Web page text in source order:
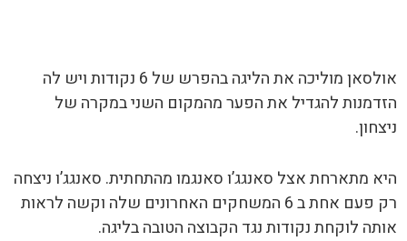
אולסאן מוליכה את הליגה בהפרש של 6 נקודות ויש לה
הזדמנות להגדיל את הפער מהמקום השני במקרה של
ניצחון.
היא מתארחת אצל סאנגג’ו סאנגמו מהתחתית. סאנגג’ו ניצחה
רק פעם אחת ב 6 המשחקים האחרונים שלה וקשה לראות
אותה לוקחת נקודות נגד הקבוצה הטובה בליגה.